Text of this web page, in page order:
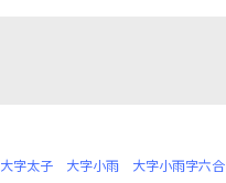
大字太子 大字小雨 大字小雨字六合